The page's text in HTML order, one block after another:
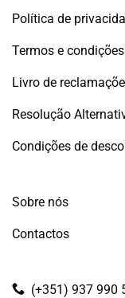
Política de
Termos e
Livro de
Resolução
Condições de
Sobre nós
Contactos
(+351) 937 990